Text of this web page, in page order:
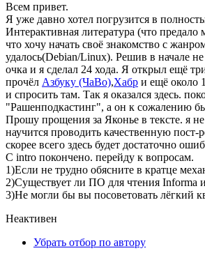
Всем привет.
Я уже давно хотел погрузится в
Интерактивная литература (что
что хочу начать своё знакомство с
удалось(Debian/Linux). Решив в начале
очка и я сделал 24 хода. Я открыл ещё
прочёл Азбуку (ЧаВо),Хабр и ещё около
и спросить там. Так я оказался здесь.
"Рашенподкастинг", а он к сожалению
Прошу прощения за Яконье в тексте. я
научится проводить качественную пост-
скорее всего здесь будет достаточно
С intro покончено. перейду к вопросам.
1)Если не трудно обясните в кратце
2)Существует ли ПО для чтения Informа
3)Не могли бы вы посоветовать лёгкий
Неактивен
Убрать отбор по автору